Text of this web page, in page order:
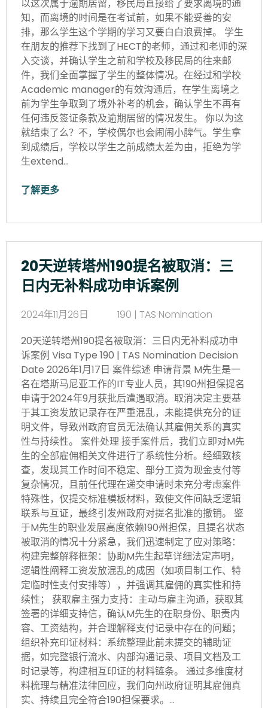
以这次属于逾期居留，移民局直接给了要求离境的通
知，而离境的时间是在考试前，如果不能妥善的安
排，那么学生这个学期的学习又要白白浪费掉。 学生
在朋友的推荐下找到了HECT的老师，通过和老师的深
入交谈，并确认学生之前和学校及移民局的往来邮
件，我们全面掌握了学生的整体情况。在经过和学校
Academic manager的有效沟通后，在学生离境之
前为学生争取到了境外补考的机会，确认学生不再有
任何违反签证条款及逾期居留的情况发生。 你以为这
就结束了么？不，学校偶尔也会闹闹小脾气。学生拿
到成绩后，学校以学生之前成绩太差为由，拒绝为学
生extend…
了解更多
20天逆转塔州190提名被取消：三
日内无补料成功申诉案例
2024年11月26日
190 | TAS Nomination
20天逆转塔州190提名被取消：三日内无补料成功申
诉案例 Visa Type 190 | TAS Nomination Decision
Date 2026年1月17日 案件综述 申请背景 M先生是一
名在塔斯马尼亚工作的IT专业人员，其190州担保提名
申请于2024年9月获批后遭遇取消。取消决定主要基
于其工资发放记录存在严重混乱，未能提供充分的证
明文件，导致州政府官员无法确认其雇佣关系的真实
性与持续性。 案件处理 接手案件后，我们立即对M先
生的全部雇佣相关文件进行了系统性分析。经细致核
查，发现其工作时间不稳定、部分工资为现金支付等
复杂情况，且前任代理在递交申请时未充分考虑案件
特殊性，仅提交标准模板材料，致使文件间缺乏逻辑
联系与互证，最终引发州政府对提名批准的撤销。 鉴
于M先生的职业发展高度依赖190州担保，且提名状态
被取消的情况十分紧急，我们迅速制定了应对策略：
构建完整解释框架：协助M先生起草详细法定声明，
逻辑性阐释工资发放混乱的成因（如项目制工作、特
定临时性支付安排等），并强调其雇佣的真实性和持
续性； 获取雇主强力支持：主动与雇主沟通，获取其
签署的详细支持信，确认M先生的在职身份、职责内
容、工资结构，并合理解释支付记录中存在的问题；
组织补充印证材料：系统整理此前未提交的辅助证
据，如完整银行流水、内部沟通记录、项目文档及工
时记录等，构建相互印证的材料链条。 通过多维度材
料梳理与精准法律回应，我们向州政府证明其雇佣真
实、持续且完全符合190担保要求。…